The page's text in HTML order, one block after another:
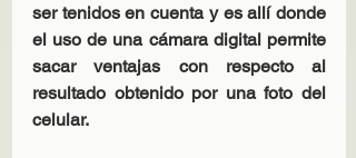
ser tenidos en cuenta y es allí donde
el uso de una cámara digital permite
sacar ventajas con respecto al
resultado obtenido por una foto del
celular.